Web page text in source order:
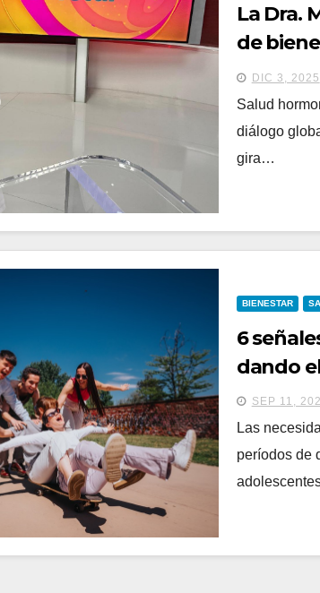
La Dra.
de
DIC 3, 2025
Salud
diálogo
gira…
BIENESTAR
6
dando
SEP 11,
Las
períodos de